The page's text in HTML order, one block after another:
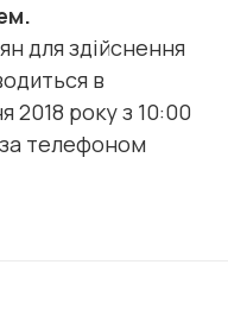
для здійснення
в
2018 року з 10:00
телефоном